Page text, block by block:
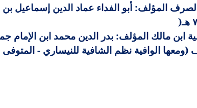
المؤلف: أبو الفداء عماد الدين إسماعيل
)
ابن مالك المؤلف: بدر الدين محمد ابن الإمام
الوافية نظم الشافية للنيساري - المتوفى